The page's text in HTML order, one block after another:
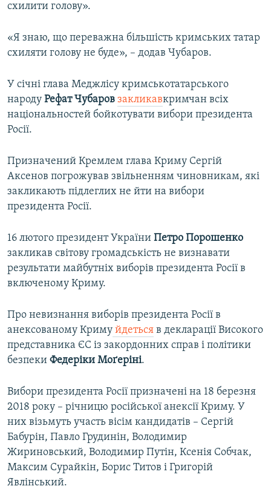
схилити голову».
«Я знаю, що переважна більшість кримських татар
схиляти голову не буде», – додав Чубаров.
У січні глава Меджлісу кримськотатарського
народу Рефат Чубаров закликавкримчан всіх
національностей бойкотувати вибори президента
Росії.
Призначений Кремлем глава Криму Сергій
Аксенов погрожував звільненням чиновникам, які
закликають підлеглих не йти на вибори
президента Росії.
16 лютого президент України Петро Порошенко
закликав світову громадськість не визнавати
результати майбутніх виборів президента Росії в
включеному Криму.
Про невизнання виборів президента Росії в
анексованому Криму йдеться в декларації Високого
представника ЄС із закордонних справ і політики
безпеки Федеріки Моґеріні.
Вибори президента Росії призначені на 18 березня
2018 року – річницю російської анексії Криму. У
них візьмуть участь вісім кандидатів – Сергій
Бабурін, Павло Грудинін, Володимир
Жириновський, Володимир Путін, Ксенія Собчак,
Максим Сурайкін, Борис Титов і Григорій
Явлінський.